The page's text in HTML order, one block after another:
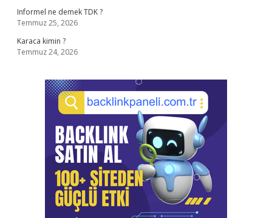
Informel ne demek TDK ?
Temmuz 25, 2026
Karaca kimin ?
Temmuz 24, 2026